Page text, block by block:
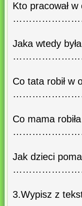
Kto pracował
Jaka wtedy
Co tata robił w
Co mama
Jak dzieci
3.Wypisz z